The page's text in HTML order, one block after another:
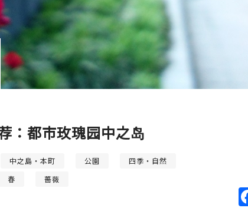
：都市玫瑰园中之岛
中之島・本町 公園
四季・自然
春 薔薇